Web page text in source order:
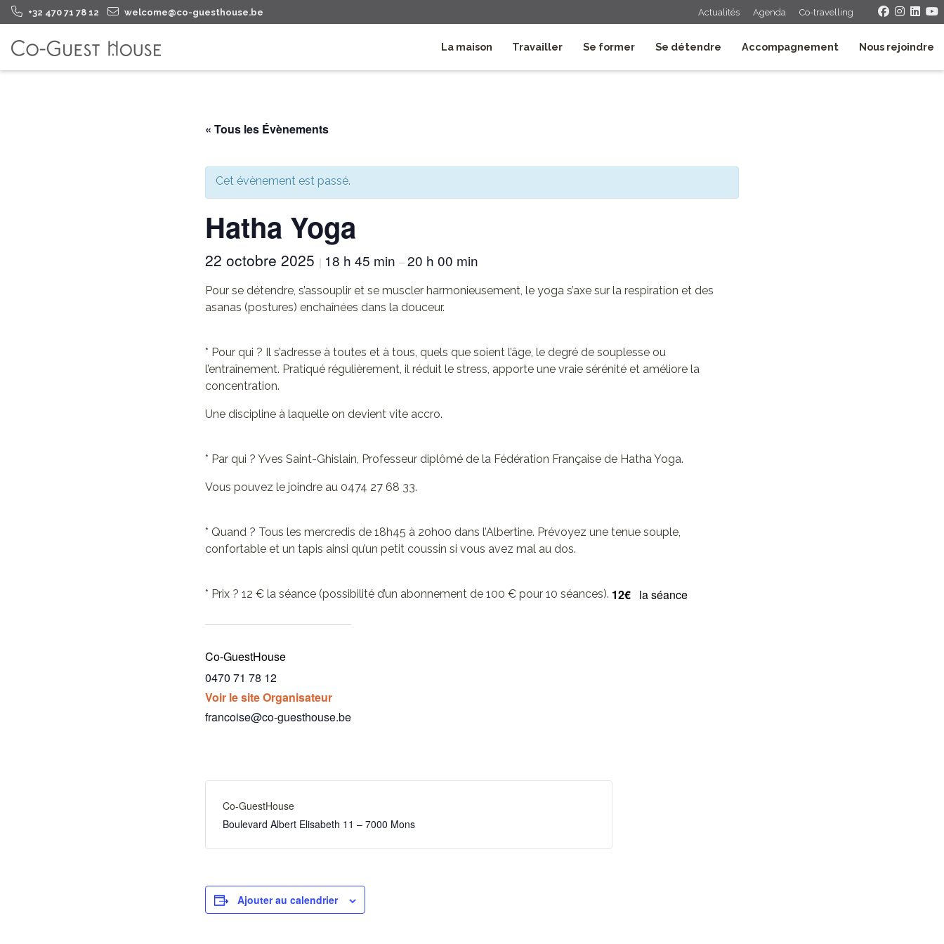
+32 470 71 78 12 welcome@co-guesthouse.be Actualités Agenda Co-travelling
La maison Travailler Se former Se détendre Accompagnement Nous rejoindre
« Tous les Évènements
Cet évènement est passé.
Hatha Yoga
22 octobre 2025 | 18 h 45 min –20 h 00 min
Pour se détendre, s’assouplir et se muscler harmonieusement, le yoga s’axe sur la respiration et des
asanas (postures) enchaînées dans la douceur.
* Pour qui ? Il s’adresse à toutes et à tous, quels que soient l’âge, le degré de souplesse ou
l’entraînement. Pratiqué régulièrement, il réduit le stress, apporte une vraie sérénité et améliore la
concentration.
Une discipline à laquelle on devient vite accro.
* Par qui ? Yves Saint-Ghislain, Professeur diplômé de la Fédération Française de Hatha Yoga.
Vous pouvez le joindre au 0474 27 68 33.
* Quand ? Tous les mercredis de 18h45 à 20h00 dans l’Albertine. Prévoyez une tenue souple,
confortable et un tapis ainsi qu’un petit coussin si vous avez mal au dos.
* Prix ? 12 € la séance (possibilité d’un abonnement de 100 € pour 10 séances). 12€ la séance
Co-GuestHouse
0470 71 78 12
Voir le site Organisateur
francoise@co-guesthouse.be
Co-GuestHouse
Boulevard Albert Elisabeth 11 – 7000 Mons
Ajouter au calendrier